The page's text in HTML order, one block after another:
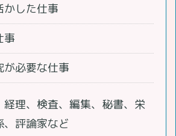
かした仕事
事
が必要な仕事
理、検査、編集、秘書、栄
評論家など